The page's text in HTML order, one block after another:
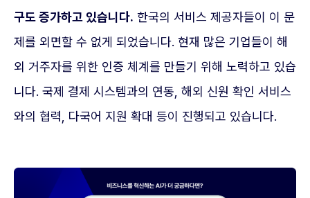
구도 증가하고 있습니다. 한국의 서비스 제공자들이 이 문
제를 외면할 수 없게 되었습니다. 현재 많은 기업들이 해
외 거주자를 위한 인증 체계를 만들기 위해 노력하고 있습
니다. 국제 결제 시스템과의 연동, 해외 신원 확인 서비스
와의 협력, 다국어 지원 확대 등이 진행되고 있습니다.